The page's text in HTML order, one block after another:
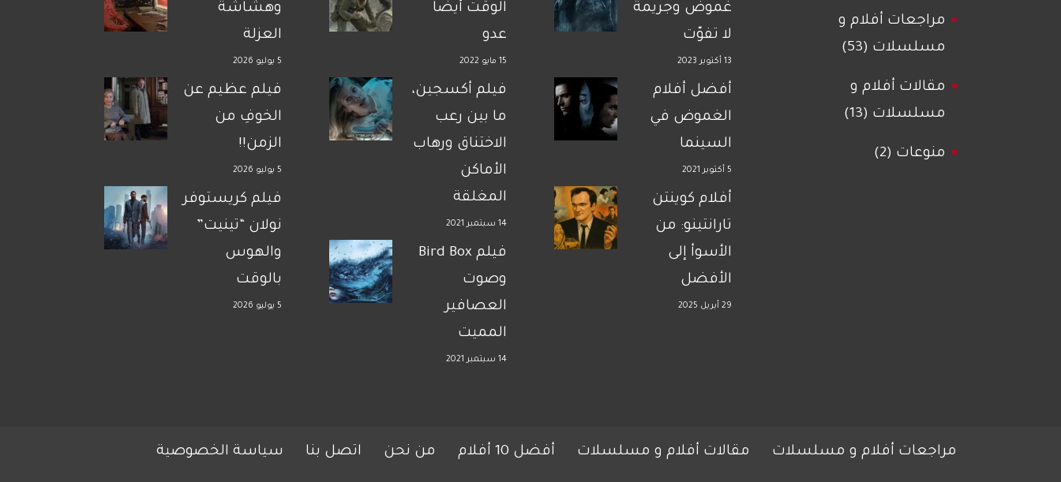
مراجعات أفلام و
مسلسلات (53)
مقالات أفلام و
مسلسلات (13)
منوعات (2)
غموض وجريمة
لا تفوّت
13 أكتوبر 2023
أفضل أفلام
الغموض في
السينما
5 أكتوبر 2021
أفلام كوينتن
تارانتينو: من
الأسوأ إلى
الأفضل
29 أبريل 2025
الوقت أيضًا
عدو
15 مايو 2022
فيلم أكسجين،
ما بين رعب
الاختناق ورهاب
الأماكن
المغلقة
14 سبتمبر 2021
فيلم Bird Box
وصوت
العصافير
المميت
14 سبتمبر 2021
وهشاشة
العزلة
5 يوليو 2026
فيلم عظيم عن
الخوفِ من
الزمن!!
5 يوليو 2026
فيلم كريستوفر
نولان “تينيت”
والهوس
بالوقت
5 يوليو 2026
مراجعات أفلام و مسلسلات مقالات أفلام و مسلسلات أفضل 10 أفلام من نحن اتصل بنا سياسة الخصوصية